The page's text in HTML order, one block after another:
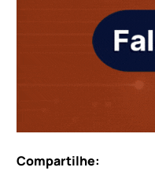
Compartilhe: